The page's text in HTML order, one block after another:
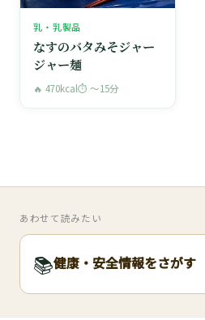
乳・乳製品
なすのバタみそジャー
ジャー麺
🔥 470kcal⏱ 〜15分
あわせて読みたい
📚健康・安全情報をさがす